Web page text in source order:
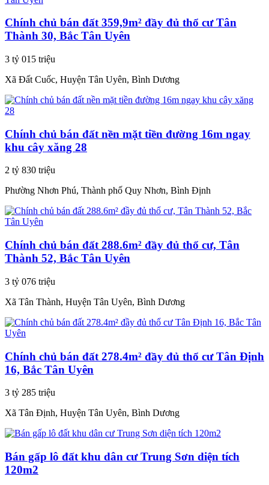
Chính chủ bán đất 359,9m² đầy đủ thổ cư Tân
Thành 30, Bắc Tân Uyên
3 tỷ 015 triệu
Xã Đất Cuốc, Huyện Tân Uyên, Bình Dương
Chính chủ bán đất nền mặt tiền đường 16m ngay
khu cây xăng 28
2 tỷ 830 triệu
Phường Nhơn Phú, Thành phố Quy Nhơn, Bình Định
Chính chủ bán đất 288.6m² đầy đủ thổ cư, Tân
Thành 52, Bắc Tân Uyên
3 tỷ 076 triệu
Xã Tân Thành, Huyện Tân Uyên, Bình Dương
Chính chủ bán đất 278.4m² đầy đủ thổ cư Tân Định
16, Bắc Tân Uyên
3 tỷ 285 triệu
Xã Tân Định, Huyện Tân Uyên, Bình Dương
Bán gấp lô đất khu dân cư Trung Sơn diện tích
120m2